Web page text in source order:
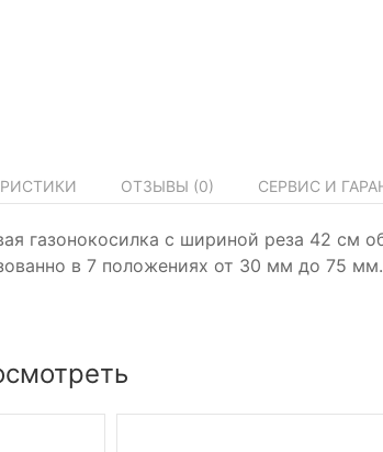
ОТЗЫВЫ (0) СЕРВИС И
газонокосилка с шириной реза 42 см
в 7 положениях от 30 мм до 75